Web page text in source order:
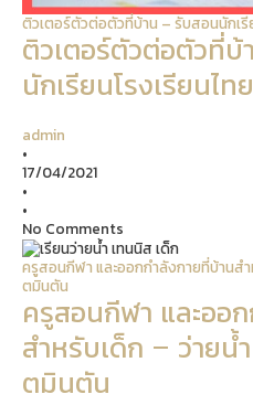
ติวเตอร์ตัวต่อตัวที่บ้าน – รับสอนนักเรี
ติวเตอร์ตัวต่อตัวที่
นักเรียนโรงเรียนไท
admin
•
17/04/2021
•
•
No Comments
ครูสอนกีฬา และออกกำลังกายที่บ้านสำ
ตมินตัน
ครูสอนกีฬา และออ
สำหรับเด็ก – ว่ายน้
ตมินตัน